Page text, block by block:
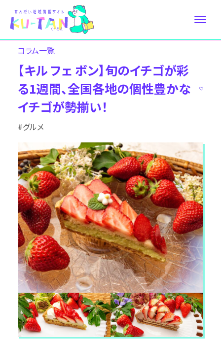
コラム⼀覧
【キル フェ ボン】旬のイチゴが彩
る1週間、全国各地の個性豊かな
イチゴが勢揃い！
#グルメ